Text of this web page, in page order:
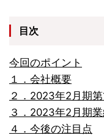
目次
今回のポイント
１．会社概要
２．2023年2月期
３．2023年2月期
４．今後の注目点